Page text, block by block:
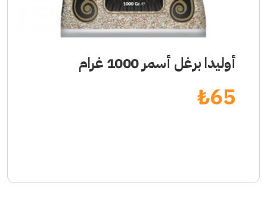
أوليدا برغل أسمر 1000 غرام
65
₺